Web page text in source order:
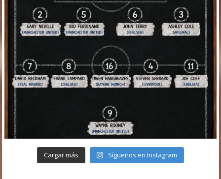
Cargar más Síguenos en Instagram